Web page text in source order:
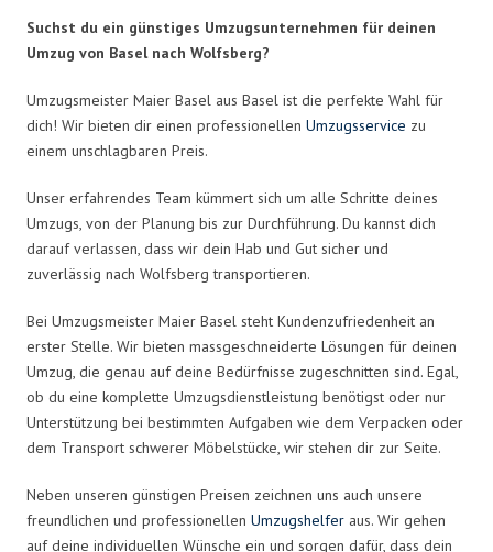
Suchst du ein günstiges Umzugsunternehmen für deinen
Umzug von Basel nach Wolfsberg?
Umzugsmeister Maier Basel aus Basel ist die perfekte Wahl für
dich! Wir bieten dir einen professionellen Umzugsservice zu
einem unschlagbaren Preis.
Unser erfahrendes Team kümmert sich um alle Schritte deines
Umzugs, von der Planung bis zur Durchführung. Du kannst dich
darauf verlassen, dass wir dein Hab und Gut sicher und
zuverlässig nach Wolfsberg transportieren.
Bei Umzugsmeister Maier Basel steht Kundenzufriedenheit an
erster Stelle. Wir bieten massgeschneiderte Lösungen für deinen
Umzug, die genau auf deine Bedürfnisse zugeschnitten sind. Egal,
ob du eine komplette Umzugsdienstleistung benötigst oder nur
Unterstützung bei bestimmten Aufgaben wie dem Verpacken oder
dem Transport schwerer Möbelstücke, wir stehen dir zur Seite.
Neben unseren günstigen Preisen zeichnen uns auch unsere
freundlichen und professionellen Umzugshelfer aus. Wir gehen
auf deine individuellen Wünsche ein und sorgen dafür, dass dein